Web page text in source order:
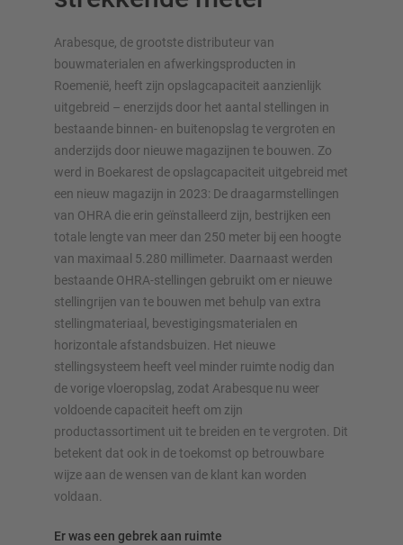
Arabesque, de grootste distributeur van
bouwmaterialen en afwerkingsproducten in
Roemenië, heeft zijn opslagcapaciteit aanzienlijk
uitgebreid – enerzijds door het aantal stellingen in
bestaande binnen- en buitenopslag te vergroten en
anderzijds door nieuwe magazijnen te bouwen. Zo
werd in Boekarest de opslagcapaciteit uitgebreid met
een nieuw magazijn in 2023: De draagarmstellingen
van OHRA die erin geïnstalleerd zijn, bestrijken een
totale lengte van meer dan 250 meter bij een hoogte
van maximaal 5.280 millimeter. Daarnaast werden
bestaande OHRA-stellingen gebruikt om er nieuwe
stellingrijen van te bouwen met behulp van extra
stellingmateriaal, bevestigingsmaterialen en
horizontale afstandsbuizen. Het nieuwe
stellingsysteem heeft veel minder ruimte nodig dan
de vorige vloeropslag, zodat Arabesque nu weer
voldoende capaciteit heeft om zijn
productassortiment uit te breiden en te vergroten. Dit
betekent dat ook in de toekomst op betrouwbare
wijze aan de wensen van de klant kan worden
voldaan.
Er was een gebrek aan ruimte
OVERZICHT VAN OPSLAGSYSTEMEN
Palletstellingen
Verrijdbare stellingen
Automatische opslagsystemen
Stellingenhal
Systeemvloeren
Verticale opslag
Plan uw stellingsysteem individueel met onze configurators
– inclusief directe aanvraag